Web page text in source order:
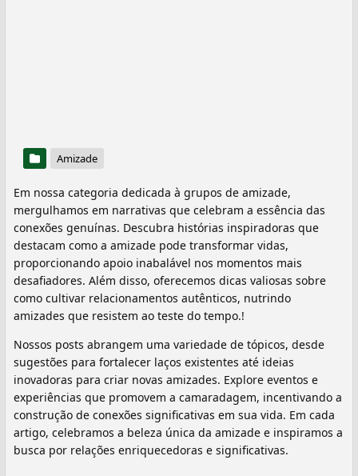
Amizade
Em nossa categoria dedicada à grupos de amizade,
mergulhamos em narrativas que celebram a essência das
conexões genuínas. Descubra histórias inspiradoras que
destacam como a amizade pode transformar vidas,
proporcionando apoio inabalável nos momentos mais
desafiadores. Além disso, oferecemos dicas valiosas sobre
como cultivar relacionamentos autênticos, nutrindo
amizades que resistem ao teste do tempo.!
Nossos posts abrangem uma variedade de tópicos, desde
sugestões para fortalecer laços existentes até ideias
inovadoras para criar novas amizades. Explore eventos e
experiências que promovem a camaradagem, incentivando a
construção de conexões significativas em sua vida. Em cada
artigo, celebramos a beleza única da amizade e inspiramos a
busca por relações enriquecedoras e significativas.